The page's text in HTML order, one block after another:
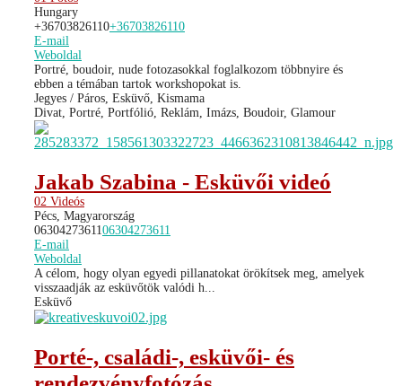
Hungary
+36703826110+36703826110
E-mail
Weboldal
Portré, boudoir, nude fotozasokkal foglalkozom többnyire és
ebben a témában tartok workshopokat is.
Jegyes / Páros, Esküvő, Kismama
Divat, Portré, Portfólió, Reklám, Imázs, Boudoir, Glamour
Jakab Szabina - Esküvői videó
02 Videós
Pécs, Magyarország
06304273611 06304273611
E-mail
Weboldal
A célom, hogy olyan egyedi pillanatokat örökítsek meg, amelyek
visszaadják az esküvőtök valódi h...
Esküvő
Porté-, családi-, esküvői- és